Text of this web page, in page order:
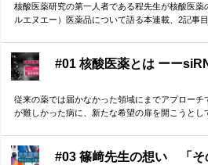
核酸医薬研究の第一人者である程先生が核酸医
ルエヌエー）医薬品について語る本連載、2記事
#01 核酸医薬とは ーー
従来の薬では届かなかった領域にまでアプローチ
が難しかった病に、新たな希望の扉を開こうとし
#03 篠﨑先生の想い 「そ